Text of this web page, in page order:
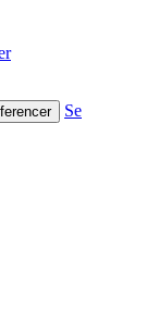
Se